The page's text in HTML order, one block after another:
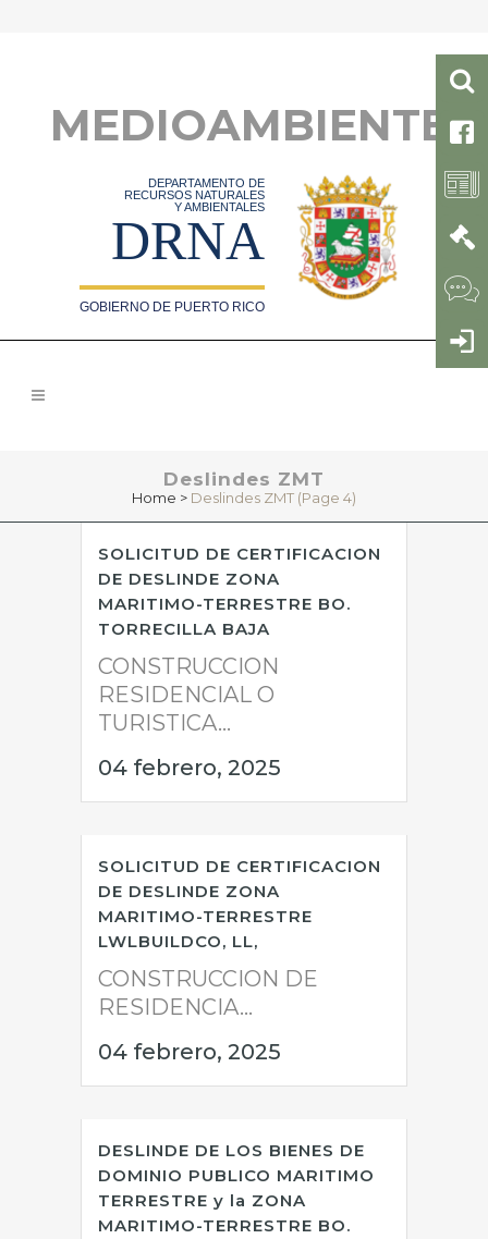
MEDIOAMBIENTE
DEPARTAMENTO DE
RECURSOS NATURALES
Y AMBIENTALES
DRNA
GOBIERNO DE PUERTO RICO
Deslindes ZMT
Home > Deslindes ZMT (Page 4)
SOLICITUD DE CERTIFICACION
DE DESLINDE ZONA
MARITIMO-TERRESTRE BO.
TORRECILLA BAJA
CONSTRUCCION
RESIDENCIAL O
TURISTICA...
04 febrero, 2025
SOLICITUD DE CERTIFICACION
DE DESLINDE ZONA
MARITIMO-TERRESTRE
LWLBUILDCO, LL,
CONSTRUCCION DE
RESIDENCIA...
04 febrero, 2025
DESLINDE DE LOS BIENES DE
DOMINIO PUBLICO MARITIMO
TERRESTRE y la ZONA
MARITIMO-TERRESTRE BO.